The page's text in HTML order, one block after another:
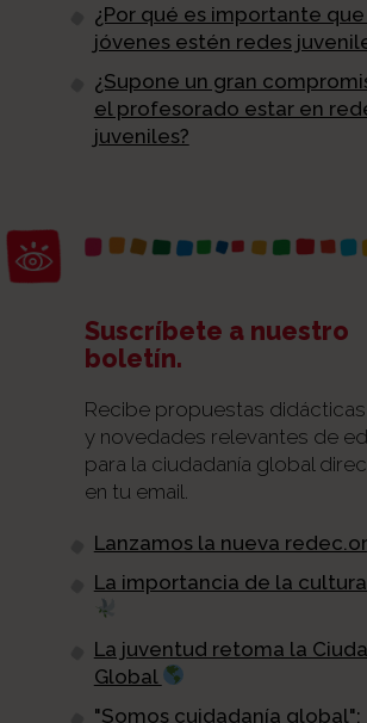
Abrir barra de herramientas
¿Por qué es importante
jóvenes estén redes
¿Supone un gran
el profesorado estar en
juveniles?
Suscríbete a nuestro
boletín.
Recibe propuestas
y novedades relevantes de
para la ciudadanía global
en tu email.
Lanzamos la nueva
La importancia de la
La juventud retoma la
Global
"Somos cuidadanía global":